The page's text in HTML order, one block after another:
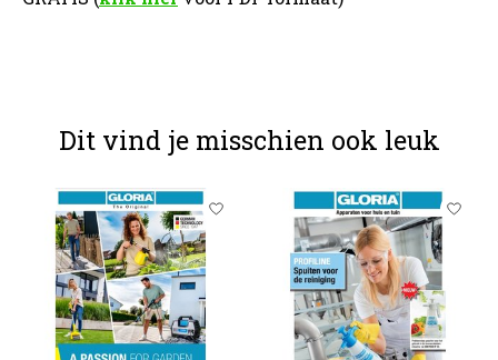
Dit vind je misschien ook leuk
Items van productcarrousel